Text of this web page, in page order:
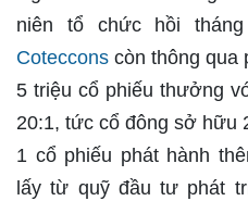
niên tổ chức hồi
Coteccons còn thông qua
5 triệu cổ phiếu thưởng
20:1, tức cổ đông sở hữu
1 cổ phiếu phát hành
lấy từ quỹ đầu tư phát